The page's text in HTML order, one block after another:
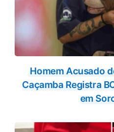
Homem Acusado
Caçamba Registra
em